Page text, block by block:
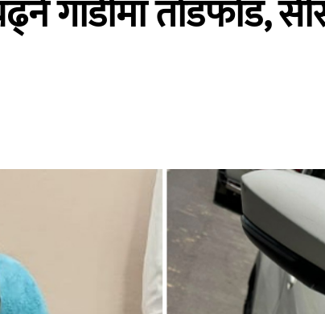
गाडीमा तोडफोड,